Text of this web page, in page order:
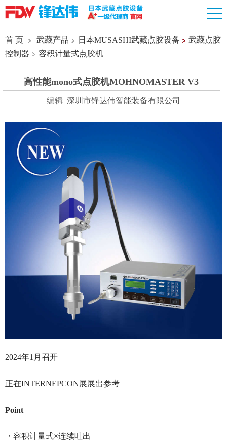
首 页 武藏产品 日本MUSASHI武藏点胶设备
武藏点胶
控制器
容积计量式点胶机
高性能mono式点胶机MOHNOMASTER V3
编辑_深圳市锋达伟智能装备有限公司
2024年1月召开
正在INTERNEPCON展展出参考
Point
・容积计量式×连续吐出